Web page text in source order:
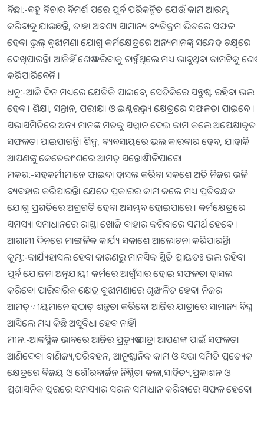
ବିଛା:-ବହୁ ବିଚାର ବିମର୍ଶ ପରେ ପୂର୍ବ ପରିକଳ୍ପିତ ଯେଉଁ କାମ ଆରମ୍ଭ
କରିବାକୁ ଯାଉଛନ୍ତି, ତାହା ଅବଶ୍ୟ ସାମାନ୍ୟ ବ୍ୟତିକ୍ରମ ଭିତରେ ସଫଳ
ହେବ। ଭୁଲ୍‌ ବୁଝାମଣା ଯୋଗୁ କର୍ମକ୍ଷେତ୍ରରେ ଅନ୍ୟମାନଙ୍କୁ ସନ୍ଦେହ ଚକ୍ଷୁରେ
ଦେଖିପାରନ୍ତି। ଆଜିହିଁ ଶେଷ କରିବାକୁ ଚାହୁଁଥିଲେ ମଧ୍ୟ ଭାବୁଥିବା କାମଟିକୁ ଶେଷ
କରିପାରିବେନି ।
ଧନୁ:-ଆଜି ଦିନ ମଧ୍ୟରେ ଯେତିକି ପାଇବେ, ସେତିକିରେ ସନ୍ତୁଷ୍ଟ ରହିବା ଭଲ
ହେବ । ଶିକ୍ଷା, ସନ୍ତାନ, ପରୀକ୍ଷା ଓ ଇଣ୍ଟରଭ୍ୟୁ କ୍ଷେତ୍ରରେ ସଫଳତା ପାଇବେ ।
ସଭାସମିତିରେ ଅନ୍ୟ ମାନଙ୍କ ମତକୁ ସମ୍ମାନ ଦେଇ କାମ କଲେ ଅପେକ୍ଷାକୃତ
ସଫଳତା ପାଇପାରନ୍ତି। ଶିଳ୍ପ, ବ୍ୟବସାୟରେ ଭଲ କାରବାର ହେବ, ଯାହାକି
ଆପଣଙ୍କୁ କେତେକାଂଶରେ ଆମତ୍ ସନ୍ତୋଷ ମିଳିପାରେ।
ମକର:-ସହକର୍ମୀମାନେ ଫାଇଦା ହାସଲ କରିବା ସକଶେ ଅତି ନିଜର ଭଳି
ବ୍ୟବହାର କରିପାରନ୍ତି। ଯେତେ ପ୍ରକାରର କାମ କଲେ ମଧ୍ୟ ପ୍ରତିବନ୍ଧକ
ଯୋଗୁ ପ୍ରଗତିରେ ଅଗ୍ରଗତି ହେବା ଅସମ୍ଭବ ହୋଇପାରେ । କର୍ମକ୍ଷେତ୍ରରେ
ସମସ୍ୟା ସମାଧାନରେ ରାସ୍ତା ଖୋଜି ବାହାର କରିବାରେ ସମର୍ଥ ହେବେ ।
ଆଗାମୀ ଦିନରେ ମାଙ୍ଗଳିକ କାର୍ଯ୍ୟ ସକାଶେ ଆଲୋଚନା କରିପାରନ୍ତି।
କୁମ୍ଭ:-କାର୍ଯ୍ୟହାସଲ ହେବା କାରଣରୁ ମାନସିକ ସ୍ଥିତି ପ୍ରାୟତଃ ଭଲ ରହିବ।
ପୂର୍ବ ଯୋଜନା ଅନୁଯାୟୀ କର୍ମରେ ଆଗୁଁସାର ହୋଇ ସଫଳତା ହାସଲ
କରିବେ। ପାରିବାରିିକ କ୍ଷେତ୍ର ବୁଝାମଣାରେ ଶୃଙ୍ଖଳିତ ହେବ। ନିଜର
ଆମତ୍ୀୟମାନେ ହଠାତ୍‌ ଶତ୍ରୁତା କରିବେ। ଆଜିର ଯାତ୍ରାରେ ସାମାନ୍ୟ ବିଘ୍ନ
ଆସିଲେ ମଧ୍ୟ କିଛି ଅସୁବିଧା ହେବ ନାହିଁ।
ମୀନ:-ଆକସ୍ମିକ ଭାବରେ ଆଜିର ପ୍ରତ୍ୟୁଷ ଯାତ୍ରା ଆପଣଙ୍କ ପାଇଁ ସଫଳତା
ଆଣିଦେବ। ବାଣିଜ୍ୟ,ପରିବହନ, ଆନୁଷ୍ଠାନିକ କାମ ଓ ସଭା ସମିତି ପ୍ରତ୍ୟେକ
କ୍ଷେତ୍ରରେ ବିଜୟ ଓ ଗୌରବାର୍ଜନ ନିଶ୍ଚିତ। କଳା,ସାହିତ୍ୟ,ପ୍ରକାଶନ ଓ
ପ୍ରଶାସନିକ ସ୍ତରରେ ସମସ୍ୟାର ସରଳ ସମାଧାନ କରିବାରେ ସଫଳ ହେବେ।